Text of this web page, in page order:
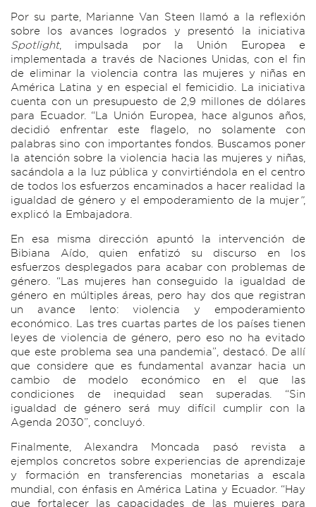
Por su parte, Marianne Van Steen llamó a la reflexión
sobre los avances logrados y presentó la iniciativa
Spotlight, impulsada por la Unión Europea e
implementada a través de Naciones Unidas, con el fin
de eliminar la violencia contra las mujeres y niñas en
América Latina y en especial el femicidio. La iniciativa
cuenta con un presupuesto de 2,9 millones de dólares
para Ecuador. “La Unión Europea, hace algunos años,
decidió enfrentar este flagelo, no solamente con
palabras sino con importantes fondos. Buscamos poner
la atención sobre la violencia hacia las mujeres y niñas,
sacándola a la luz pública y convirtiéndola en el centro
de todos los esfuerzos encaminados a hacer realidad la
igualdad de género y el empoderamiento de la mujer”,
explicó la Embajadora.
En esa misma dirección apuntó la intervención de
Bibiana Aído, quien enfatizó su discurso en los
esfuerzos desplegados para acabar con problemas de
género. “Las mujeres han conseguido la igualdad de
género en múltiples áreas, pero hay dos que registran
un avance lento: violencia y empoderamiento
económico. Las tres cuartas partes de los países tienen
leyes de violencia de género, pero eso no ha evitado
que este problema sea una pandemia”, destacó. De allí
que considere que es fundamental avanzar hacia un
cambio de modelo económico en el que las
condiciones de inequidad sean superadas. “Sin
igualdad de género será muy difícil cumplir con la
Agenda 2030”, concluyó.
Finalmente, Alexandra Moncada pasó revista a
ejemplos concretos sobre experiencias de aprendizaje
y formación en transferencias monetarias a escala
mundial, con énfasis en América Latina y Ecuador. “Hay
que fortalecer las capacidades de las mujeres para